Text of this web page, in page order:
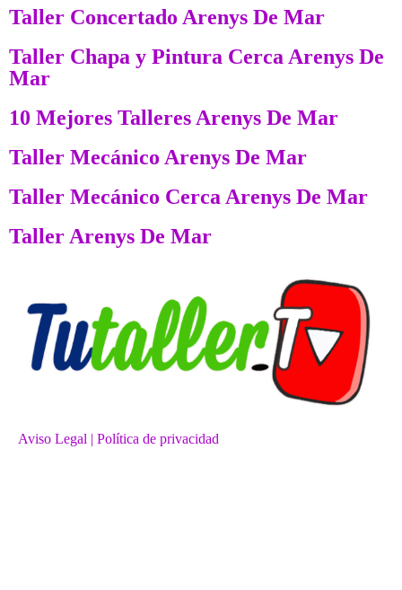
Taller Concertado Arenys De Mar
Taller Chapa y Pintura Cerca Arenys De
Mar
10 Mejores Talleres Arenys De Mar
Taller Mecánico Arenys De Mar
Taller Mecánico Cerca Arenys De Mar
Taller Arenys De Mar
Aviso Legal | Política de privacidad